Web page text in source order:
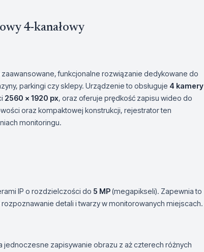
4-kanałowy
funkcjonalne rozwiązanie dedykowane do
parkingi czy sklepy. Urządzenie to obsługuje 4 kamery
2560 x 1920 px, oraz oferuje prędkość zapisu wideo do
oraz kompaktowej konstrukcji, rejestrator ten
monitoringu.
IP o rozdzielczości do 5 MP(megapikseli). Zapewnia to
detali i twarzy w monitorowanych miejscach.
jednoczesne zapisywanie obrazu z aż czterech różnych